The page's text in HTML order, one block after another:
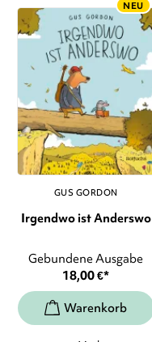
NEU
GUS GORDON
Irgendwo ist Anderswo
Gebundene Ausgabe
18,00€*